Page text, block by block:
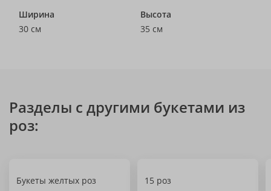
Ширина
30 см
Высота
35 см
Разделы с другими букетами из
роз:
Букеты желтых роз 15 роз